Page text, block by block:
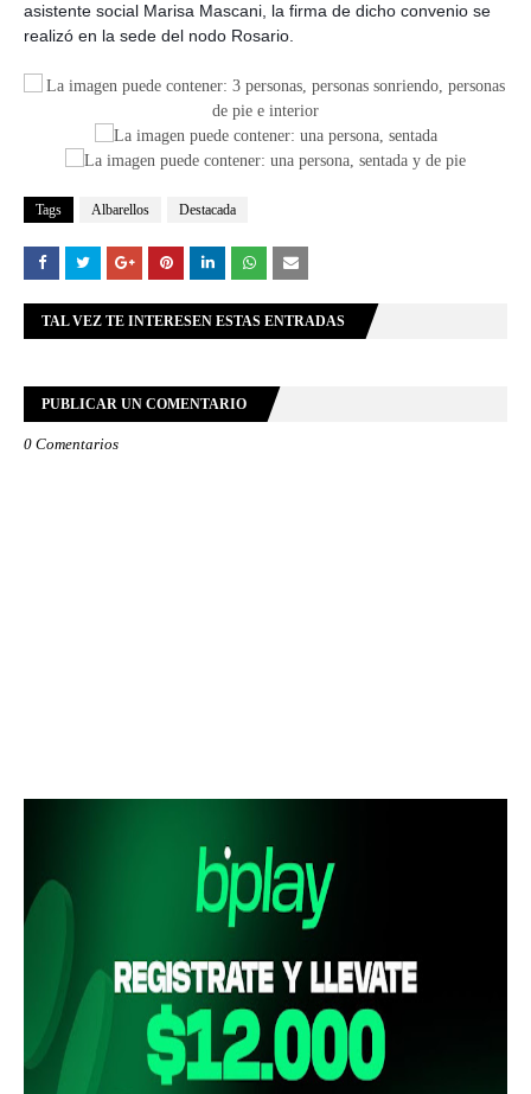
asistente social Marisa Mascani, la firma de dicho convenio se
realizó en la sede del nodo Rosario.
Tags Albarellos Destacada
TAL VEZ TE INTERESEN ESTAS ENTRADAS
PUBLICAR UN COMENTARIO
0 Comentarios